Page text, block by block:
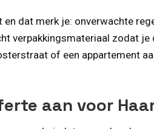
dat merk je: onverwachte
verpakkingsmateriaal zodat
of een appartement
aan voor